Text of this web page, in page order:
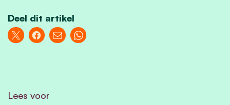
Deel dit artikel
Lees voor